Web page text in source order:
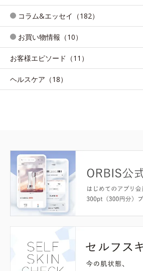
コラム&エッセイ（182）
お買い物情報（10）
お客様エピソード（11）
ヘルスケア（18）